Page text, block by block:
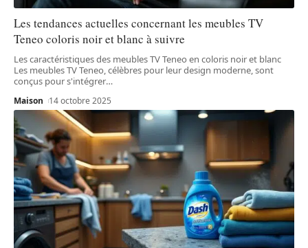
Les tendances actuelles concernant les meubles TV
Teneo coloris noir et blanc à suivre
Les caractéristiques des meubles TV Teneo en coloris noir et blanc
Les meubles TV Teneo, célèbres pour leur design moderne, sont
conçus pour s'intégrer…
Maison 14 octobre 2025